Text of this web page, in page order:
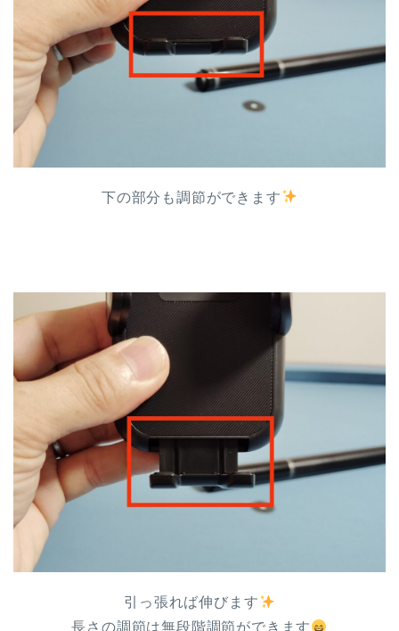
下の部分も調節ができます
引っ張れば伸びます
長さの調節は無段階調節ができます